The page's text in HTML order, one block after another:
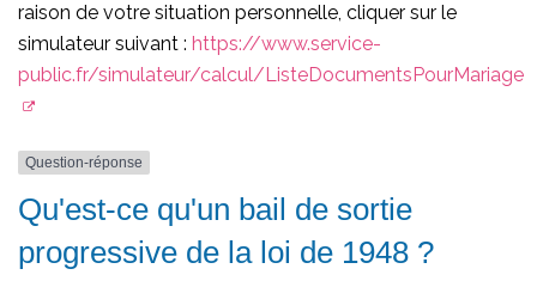
raison de votre situation personnelle, cliquer sur le
simulateur suivant : https://www.service-
public.fr/simulateur/calcul/ListeDocumentsPourMariage
Question-réponse
Qu'est-ce qu'un bail de sortie
progressive de la loi de 1948 ?